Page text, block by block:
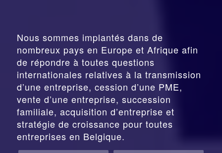
Nous sommes implantés dans de
nombreux pays en Europe et Afrique afin
de répondre à toutes questions
internationales relatives à la transmission
d’une entreprise, cession d’une PME,
vente d’une entreprise, succession
familiale, acquisition d’entreprise et
stratégie de croissance pour toutes
entreprises en Belgique.